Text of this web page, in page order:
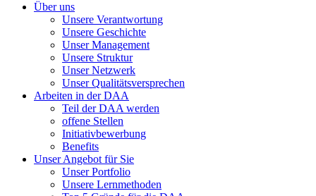
Über uns
Unsere Verantwortung
Unsere Geschichte
Unser Management
Unsere Struktur
Unser Netzwerk
Unser Qualitätsversprechen
Arbeiten in der DAA
Teil der DAA werden
offene Stellen
Initiativbewerbung
Benefits
Unser Angebot für Sie
Unser Portfolio
Unsere Lernmethoden